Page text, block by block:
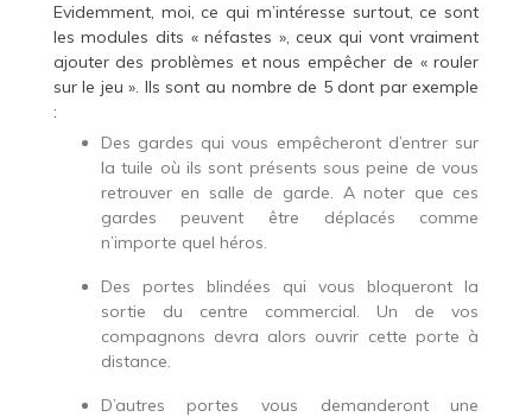
Evidemment, moi, ce qui m’intéresse surtout, ce sont
les modules dits « néfastes », ceux qui vont vraiment
ajouter des problèmes et nous empêcher de « rouler
sur le jeu ». Ils sont au nombre de 5 dont par exemple
:
Des gardes qui vous empêcheront d’entrer sur
la tuile où ils sont présents sous peine de vous
retrouver en salle de garde. A noter que ces
gardes peuvent être déplacés comme
n’importe quel héros.
Des portes blindées qui vous bloqueront la
sortie du centre commercial. Un de vos
compagnons devra alors ouvrir cette porte à
distance.
D’autres portes vous demanderont une